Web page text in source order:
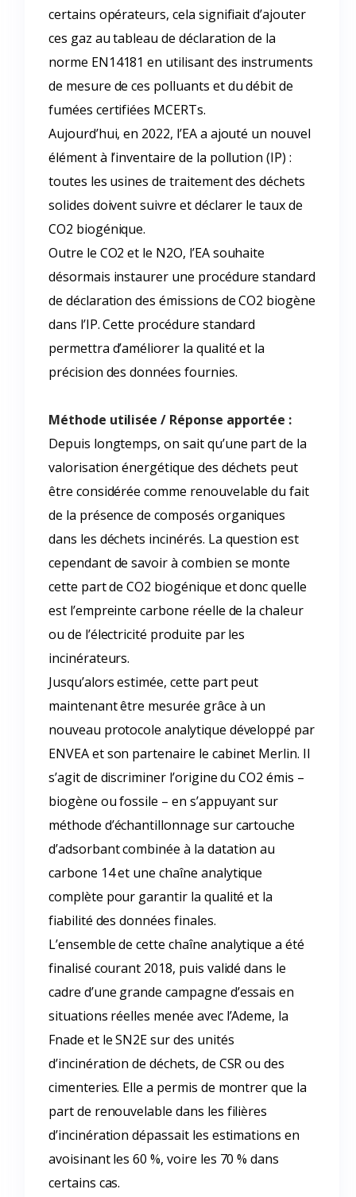
certains opérateurs, cela signifiait d’ajouter
ces gaz au tableau de déclaration de la
norme EN14181 en utilisant des instruments
de mesure de ces polluants et du débit de
fumées certifiées MCERTs.
Aujourd’hui, en 2022, l’EA a ajouté un nouvel
élément à l’inventaire de la pollution (IP) :
toutes les usines de traitement des déchets
solides doivent suivre et déclarer le taux de
CO2 biogénique.
Outre le CO2 et le N2O, l’EA souhaite
désormais instaurer une procédure standard
de déclaration des émissions de CO2 biogène
dans l’IP. Cette procédure standard
permettra d’améliorer la qualité et la
précision des données fournies.
Méthode utilisée / Réponse apportée :
Depuis longtemps, on sait qu’une part de la
valorisation énergétique des déchets peut
être considérée comme renouvelable du fait
de la présence de composés organiques
dans les déchets incinérés. La question est
cependant de savoir à combien se monte
cette part de CO2 biogénique et donc quelle
est l’empreinte carbone réelle de la chaleur
ou de l’électricité produite par les
incinérateurs.
Jusqu’alors estimée, cette part peut
maintenant être mesurée grâce à un
nouveau protocole analytique développé par
ENVEA et son partenaire le cabinet Merlin. Il
s’agit de discriminer l’origine du CO2 émis –
biogène ou fossile – en s’appuyant sur
méthode d’échantillonnage sur cartouche
d’adsorbant combinée à la datation au
carbone 14 et une chaîne analytique
complète pour garantir la qualité et la
fiabilité des données finales.
L’ensemble de cette chaîne analytique a été
finalisé courant 2018, puis validé dans le
cadre d’une grande campagne d’essais en
situations réelles menée avec l’Ademe, la
Fnade et le SN2E sur des unités
d’incinération de déchets, de CSR ou des
cimenteries. Elle a permis de montrer que la
part de renouvelable dans les filières
d’incinération dépassait les estimations en
avoisinant les 60 %, voire les 70 % dans
certains cas.